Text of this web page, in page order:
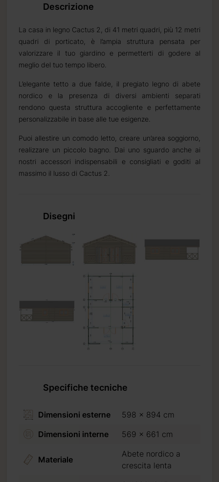
Descrizione
La casa in legno Cactus 2, di 41 metri quadri, più 12 metri
quadri di porticato, è l’ampia struttura pensata per
valorizzare il tuo giardino e permetterti di godere al
meglio del tuo tempo libero.
L’elegante tetto a due falde, il pregiato legno di abete
nordico e la presenza di diversi ambienti separati
rendono questa struttura accogliente e perfettamente
personalizzabile in base alle tue esigenze.
Puoi allestire un comodo letto, creare un’area soggiorno,
realizzare un piccolo bagno. Dai uno sguardo anche ai
nostri accessori indispensabili e consigliati e goditi al
massimo il lusso di Cactus 2.
Disegni
Specifiche tecniche
Dimensioni esterne
598 x 894 cm
Dimensioni interne
569 x 661 cm
Materiale
Abete nordico a
crescita lenta